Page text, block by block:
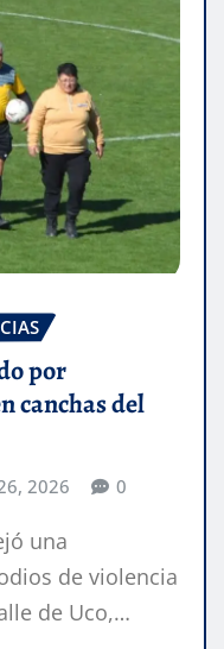
por
canchas del
2026 0
una
de violencia
de Uco,…